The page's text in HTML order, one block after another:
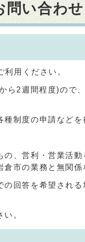
問い合わせ
用ください。
ら2週間程度)ので
制度の申請などを
、営利・営業活
倉市の業務と無関係
回答を希望され
。